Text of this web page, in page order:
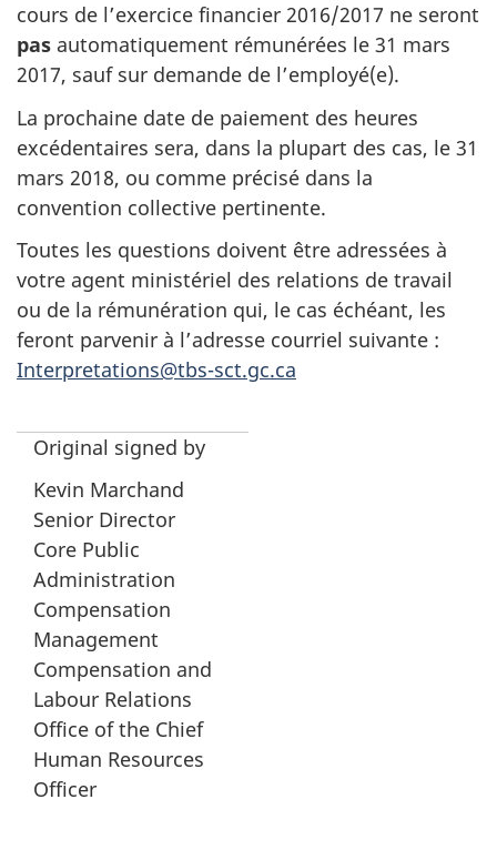
cours de l’exercice financier 2016/2017 ne seront
pas automatiquement rémunérées le 31 mars
2017, sauf sur demande de l’employé(e).
La prochaine date de paiement des heures
excédentaires sera, dans la plupart des cas, le 31
mars 2018, ou comme précisé dans la
convention collective pertinente.
Toutes les questions doivent être adressées à
votre agent ministériel des relations de travail
ou de la rémunération qui, le cas échéant, les
feront parvenir à l’adresse courriel suivante :
Interpretations@tbs-sct.gc.ca
Original signed by
Kevin Marchand
Senior Director
Core Public
Administration
Compensation
Management
Compensation and
Labour Relations
Office of the Chief
Human Resources
Officer